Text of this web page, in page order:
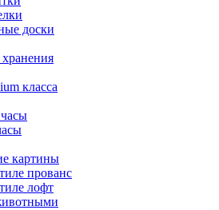
доски
класса
картины
прованс
лофт